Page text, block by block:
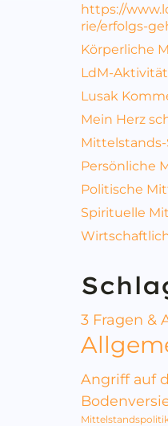
https://
rie/erfolgs-
Körperliche
LdM-
Lusak
Mein Herz
Mittelstands-
Persönliche
Politische
Spirituelle
3 Fragen &
Angriff auf